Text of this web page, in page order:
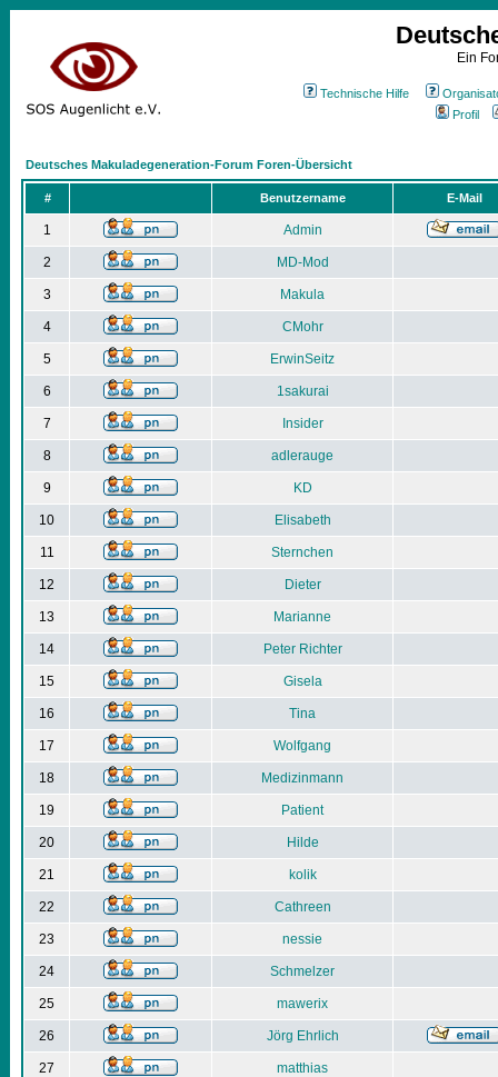
Ein
Technische Hilfe
Profil
Deutsches Makuladegeneration-Forum Foren-Übersicht
# Benutzername E-Mail
1 Admin
2 MD-Mod
3 Makula
4 CMohr
5 ErwinSeitz
6 1sakurai
7 Insider
8 adlerauge
9 KD
10 Elisabeth
11 Sternchen
12 Dieter
13 Marianne
14 Peter Richter
15 Gisela
16 Tina
17 Wolfgang
18 Medizinmann
19 Patient
20 Hilde
21 kolik
22 Cathreen
23 nessie
24 Schmelzer
25 mawerix
26 Jörg Ehrlich
27 matthias